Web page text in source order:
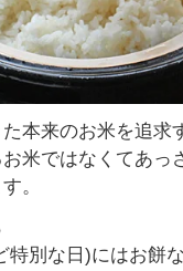
本来のお米を追求
米ではなくてあっ
。
特別な日)にはお餅